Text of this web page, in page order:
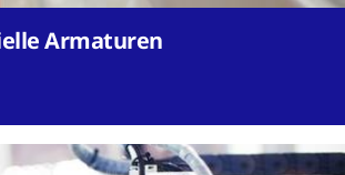
Armaturen